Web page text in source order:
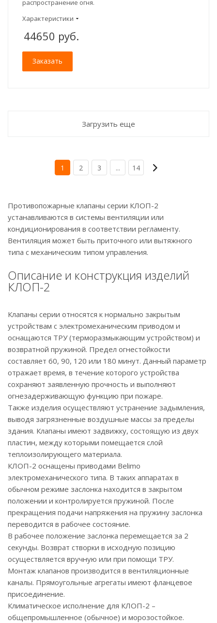
распространение огня.
Характеристики
44650 руб.
Заказать
Загрузить еще
1 2 3 ... 14
Противопожарные клапаны серии КЛОП-2
устанавливаются в системы вентиляции или
кондиционирования в соответствии регламенту.
Вентиляция может быть приточного или вытяжного
типа с механическим типом управления.
Описание и конструкция изделий
КЛОП-2
Клапаны серии относятся к нормально закрытым
устройствам с электромеханическим приводом и
оснащаются ТРУ (терморазмыкающим устройством) и
возвратной пружиной. Предел огнестойкости
составляет 60, 90, 120 или 180 минут. Данный параметр
отражает время, в течение которого устройства
сохраняют заявленную прочность и выполняют
огнезадерживающую функцию при пожаре.
Также изделия осуществляют устранение задымления,
выводя загрязненные воздушные массы за пределы
здания. Клапаны имеют задвижку, состоящую из двух
пластин, между которыми помещается слой
теплоизолирующего материала.
КЛОП-2 оснащены приводами Belimo
электромеханического типа. В таких аппаратах в
обычном режиме заслонка находится в закрытом
положении и контролируется пружиной. После
прекращения подачи напряжения на пружину заслонка
переводится в рабочее состояние.
В рабочее положение заслонка перемещается за 2
секунды. Возврат створки в исходную позицию
осуществляется вручную или при помощи ТРУ.
Монтаж клапанов производится в вентиляционные
каналы. Прямоугольные агрегаты имеют фланцевое
присоединение.
Климатическое исполнение для КЛОП-2 –
общепромышленное (обычное) и морозостойкое.